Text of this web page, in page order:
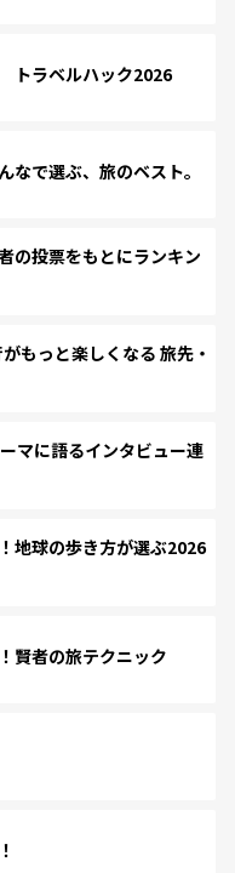
トラベルハック2026
で選ぶ、旅のベスト。
の投票をもとにランキン
もっと楽しくなる 旅先・
マに語るインタビュー連
地球の歩き方が選ぶ2026
賢者の旅テクニック